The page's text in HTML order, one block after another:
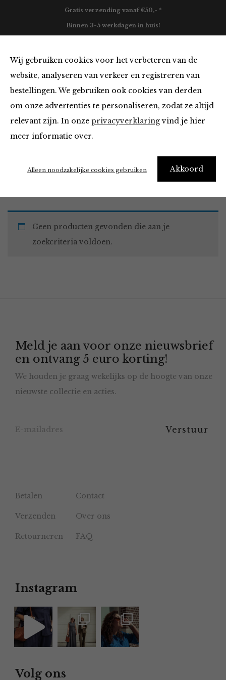
Wij gebruiken cookies voor het verbeteren van de
website, analyseren van verkeer en registreren van
bestellingen. We gebruiken ook cookies van derden
om onze advertenties te personaliseren, zodat ze altijd
relevant zijn. In onze privacyverklaringvind je hier
meer informatie over.
Akkoord
Alleen noodzakelijke cookies gebruiken
Gratis verzending vanaf €50,- *
Binnen 3-5 werkdagen in huis!
Jurken en Rokken
Home Winkel Kleding Jurken en Rokken
Geen producten gevonden die aan je
zoekcriteria voldoen.
Meld je aan voor onze nieuwsbrief
en ontvang 5 euro korting!
We houden je graag wekelijks op de hoogte van onze
nieuwste collectie en acties.
Betalen Contact
Verzenden Over ons
Retourneren FAQ
Instagram
Volg ons